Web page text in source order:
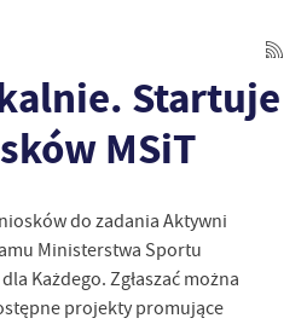
Startuje
MSiT
do zadania Aktywni
Ministerstwa Sportu
Każdego. Zgłaszać można
projekty promujące